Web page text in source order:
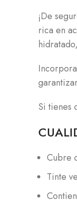
¡De
rica en
Si tienes
Cubre
Tinte